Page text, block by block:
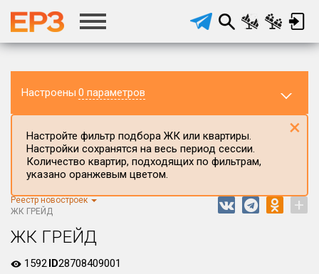
Настроены 0 параметров
Регион ЖК
Все
Настройте фильтр подбора ЖК или квартиры.
Настройки сохранятся на весь период сессии.
Количество квартир, подходящих по фильтрам,
указано оранжевым цветом.
×
Реестр новостроек
ЖК ГРЕЙД
+
ЖК ГРЕЙД
1592ID28708409001